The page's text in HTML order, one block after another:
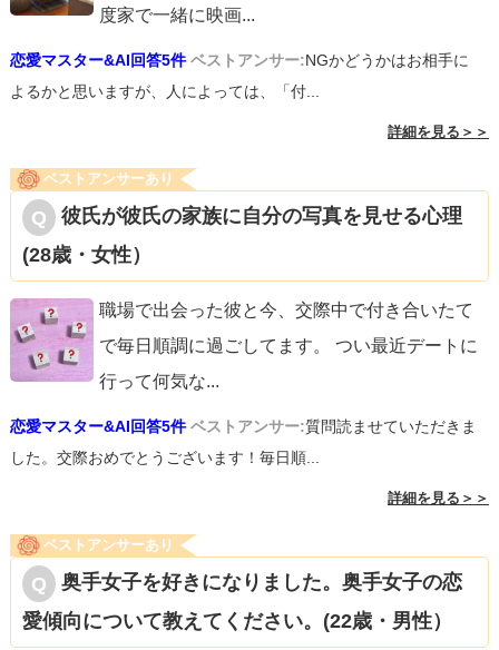
度家で一緒に映画...
恋愛マスター&AI回答5件 ベストアンサー:NGかどうかはお相手に
よるかと思いますが、人によっては、「付...
詳細を見る＞＞
ベストアンサーあり
彼氏が彼氏の家族に自分の写真を見せる心理
(28歳・女性）
職場で出会った彼と今、交際中で付き合いたて
で毎日順調に過ごしてます。 つい最近デートに
行って何気な...
恋愛マスター&AI回答5件 ベストアンサー:質問読ませていただきま
した。交際おめでとうございます！毎日順...
詳細を見る＞＞
ベストアンサーあり
奥手女子を好きになりました。奥手女子の恋
愛傾向について教えてください。(22歳・男性）